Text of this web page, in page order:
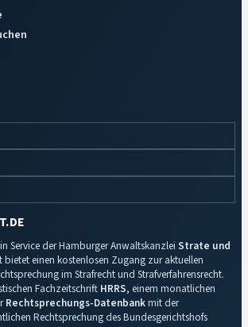
Service der Hamburger Anwaltskanzlei Strate und
bietet einen kostenlosen Zugang zur aktuellen
im Strafrecht und Strafverfahrensrecht.
Fachzeitschrift HRRS, einem monatlichen
Rechtsprechungs-Datenbankmit der
Rechtsprechung des Bundesgerichtshofs